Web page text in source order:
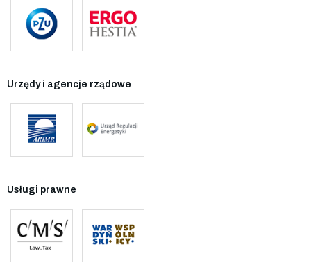
Urzędy i agencje rządowe
Usługi prawne